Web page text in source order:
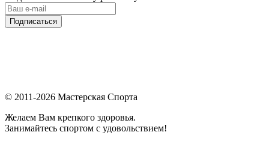
Подписаться
© 2011-2026 Мастерская Спорта
Желаем Вам крепкого здоровья.
Занимайтесь спортом с удовольствием!